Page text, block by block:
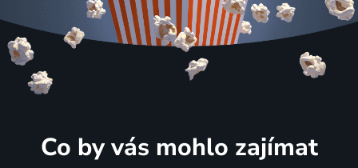
Co by vás mohlo zajímat